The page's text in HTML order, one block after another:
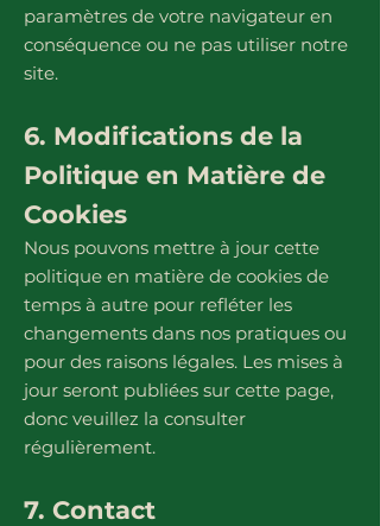
paramètres de votre navigateur en
conséquence ou ne pas utiliser notre
site.
6. Modifications de la
Politique en Matière de
Cookies
Nous pouvons mettre à jour cette
politique en matière de cookies de
temps à autre pour refléter les
changements dans nos pratiques ou
pour des raisons légales. Les mises à
jour seront publiées sur cette page,
donc veuillez la consulter
régulièrement.
7. Contact